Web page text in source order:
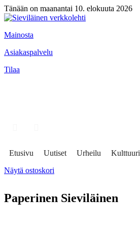
Tänään on maanantai 10. elokuuta 2026
Mainosta
Asiakaspalvelu
Tilaa
Etusivu Uutiset Urheilu Kulttuuri
Näytä ostoskori
Paperinen Sieviläinen